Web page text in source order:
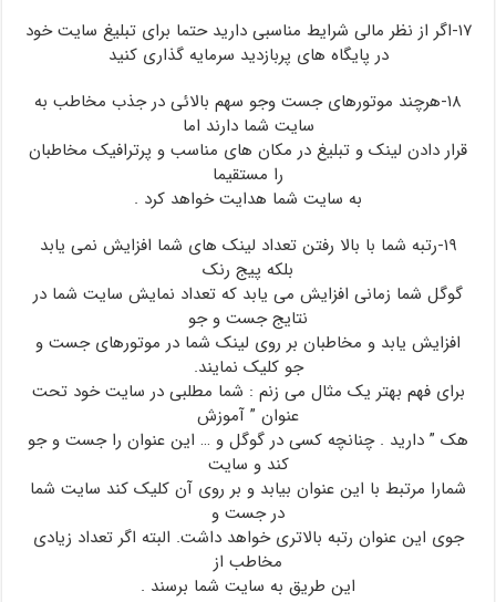
۱۷-اگر از نظر مالی شرایط مناسبی دارید حتما برای تبلیغ سایت خود
در پایگاه های پربازدید سرمایه گذاری کنید
۱۸-هرچند موتورهای جست وجو سهم بالائی در جذب مخاطب به
سایت شما دارند اما
قرار دادن لینک و تبلیغ در مکان های مناسب و پرترافیک مخاطبان
را مستقیما
به سایت شما هدایت خواهد کرد .
۱۹-رتبه شما با بالا رفتن تعداد لینک های شما افزایش نمی یابد
بلکه پیج رنک
گوگل شما زمانی افزایش می یابد که تعداد نمایش سایت شما در
نتایج جست و جو
افزایش یابد و مخاطبان بر روی لینک شما در موتورهای جست و
جو کلیک نمایند.
برای فهم بهتر یک مثال می زنم : شما مطلبی در سایت خود تحت
عنوان ” آموزش
هک ” دارید . چنانچه کسی در گوگل و … این عنوان را جست و جو
کند و سایت
شمارا مرتبط با این عنوان بیابد و بر روی آن کلیک کند سایت شما
در جست و
جوی این عنوان رتبه بالاتری خواهد داشت. البته اگر تعداد زیادی
مخاطب از
این طریق به سایت شما برسند .